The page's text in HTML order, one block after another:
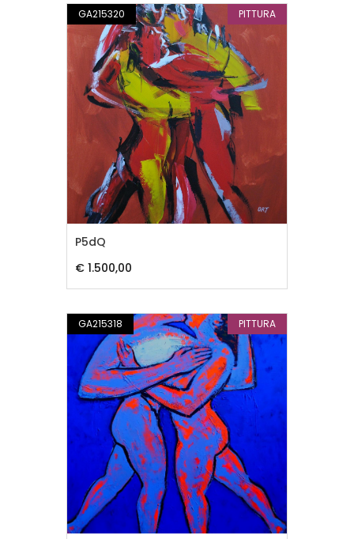
GA215320 PITTURA
P5dQ
€ 1.500,00
GA215318 PITTURA